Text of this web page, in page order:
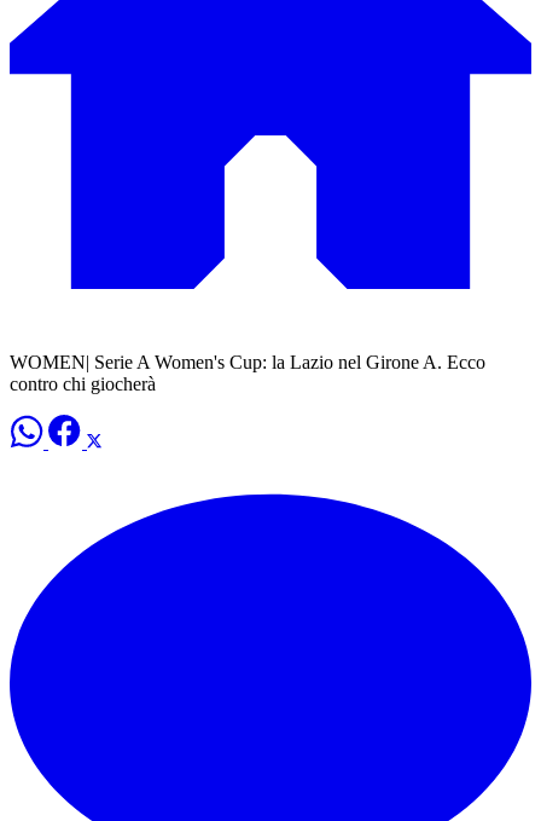
WOMEN| Serie A Women's Cup: la Lazio nel Girone A. Ecco
contro chi giocherà